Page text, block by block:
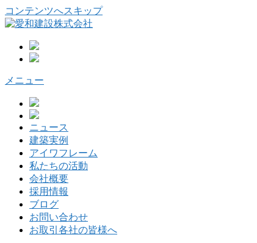
コンテンツへスキップ
メニュー
ニュース
建築実例
アイワフレーム
私たちの活動
会社概要
採用情報
ブログ
お問い合わせ
お取引各社の皆様へ